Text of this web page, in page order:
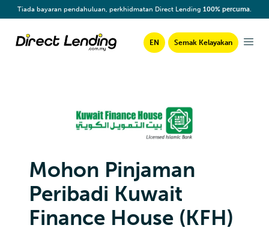
Tiada bayaran pendahuluan, perkhidmatan Direct Lending 100% percuma.
EN Semak Kelayakan
Mohon Pinjaman
Peribadi Kuwait
Finance House (KFH)